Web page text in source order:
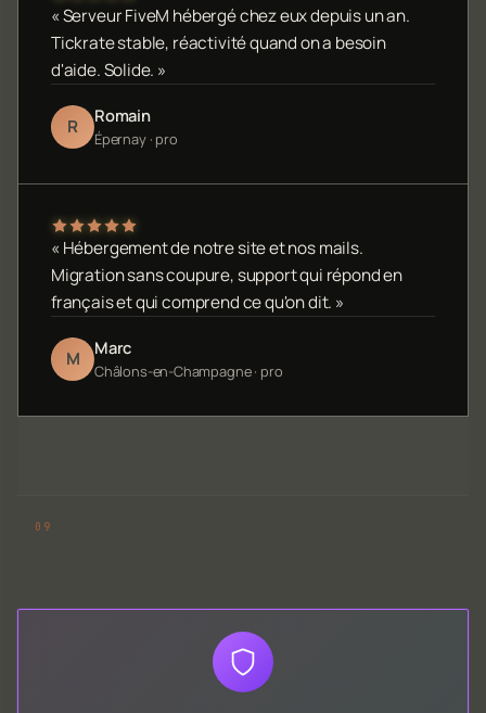
« Serveur FiveM hébergé chez eux depuis un an.
Tickrate stable, réactivité quand on a besoin
d'aide. Solide. »
R Romain
Épernay · pro
« Hébergement de notre site et nos mails.
Migration sans coupure, support qui répond en
français et qui comprend ce qu'on dit. »
M Marc
Châlons-en-Champagne · pro